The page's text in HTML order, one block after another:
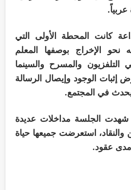
كانت المحطة الأولى التي
نحو الإخراج بوصفها المعلم
التلفزيون والمسرح والسينما
إثبات الوجود وإيصال الرسالة
في المجتمع.
الجلسة مداخلات عديدة
والنقاد، استعرضت جميعها حياة
مدى عقود.